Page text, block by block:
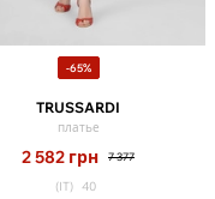
-65%
TRUSSARDI
платье
2 582 грн 7 377
(IT) 40